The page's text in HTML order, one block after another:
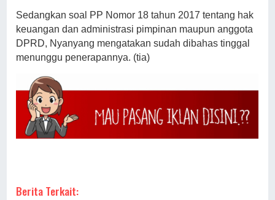
Sedangkan soal PP Nomor 18 tahun 2017 tentang hak
keuangan dan administrasi pimpinan maupun anggota
DPRD, Nyanyang mengatakan sudah dibahas tinggal
menunggu penerapannya. (tia)
Berita Terkait: